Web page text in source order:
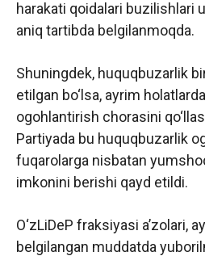
harakati qoidalari buzilishlari
aniq tartibda belgilanmoqda.
Shuningdek, huquqbuzarlik
etilgan bo‘lsa, ayrim
ogohlantirish chorasini
Partiyada bu huquqbuzarlik
fuqarolarga nisbatan
imkonini berishi qayd etildi.
O‘zLiDeP fraksiyasi a’zolari,
belgilangan muddatda